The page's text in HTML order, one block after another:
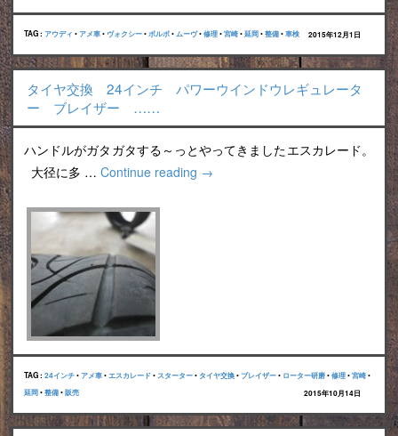
TAG : アウディ •アメ車• ヴォクシー•ボルボ•ムーヴ•修理•宮崎•延岡•整備•車検 2015年12月1日
タイヤ交換 24インチ パワーウインドウレギュレータ
ー ブレイザー ……
ハンドルがガタガタする～っとやってきましたエスカレード。
大径に多 … Continue reading →
TAG : 24インチ•アメ車•エスカレード•スターター• タイヤ交換•ブレイザー• ローター研磨•修理•宮崎•
延岡•整備•販売 2015年10月14日